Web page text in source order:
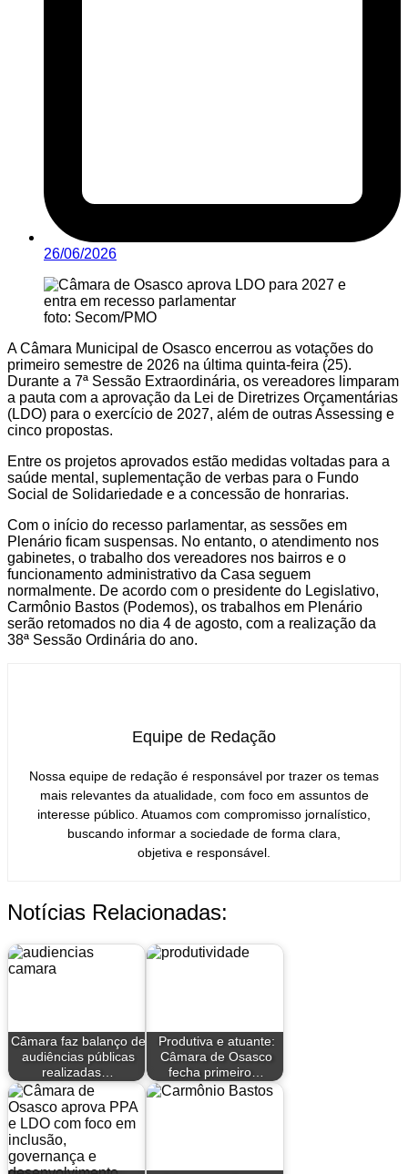
26/06/2026
foto: Secom/PMO
A Câmara Municipal de Osasco encerrou as votações do
primeiro semestre de 2026 na última quinta-feira (25).
Durante a 7ª Sessão Extraordinária, os vereadores limparam
a pauta com a aprovação da Lei de Diretrizes Orçamentárias
(LDO) para o exercício de 2027, além de outras Assessing e
cinco propostas.
Entre os projetos aprovados estão medidas voltadas para a
saúde mental, suplementação de verbas para o Fundo
Social de Solidariedade e a concessão de honrarias.
Com o início do recesso parlamentar, as sessões em
Plenário ficam suspensas. No entanto, o atendimento nos
gabinetes, o trabalho dos vereadores nos bairros e o
funcionamento administrativo da Casa seguem
normalmente. De acordo com o presidente do Legislativo,
Carmônio Bastos (Podemos), os trabalhos em Plenário
serão retomados no dia 4 de agosto, com a realização da
38ª Sessão Ordinária do ano.
Equipe de Redação
Nossa equipe de redação é responsável por trazer os temas
mais relevantes da atualidade, com foco em assuntos de
interesse público. Atuamos com compromisso jornalístico,
buscando informar a sociedade de forma clara,
objetiva e responsável.
Notícias Relacionadas:
Câmara faz balanço de
audiências públicas
realizadas…
Produtiva e atuante:
Câmara de Osasco
fecha primeiro…